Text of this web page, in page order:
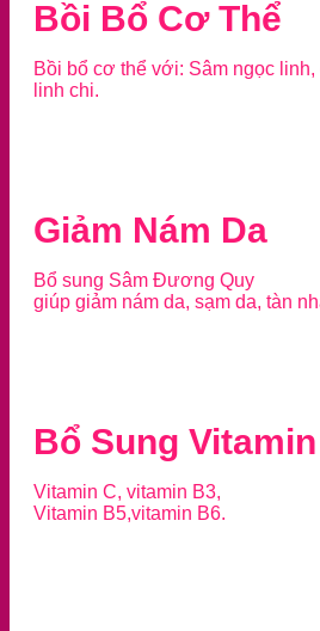
Bồi Bổ Cơ Thể
Bồi bổ cơ thể với: Sâm ngọc linh,
linh chi.
Giảm Nám Da
Bổ sung Sâm Đương Quy
giúp giảm nám da, sạm da, tàn
Bổ Sung Vitamin
Vitamin C, vitamin B3,
Vitamin B5,vitamin B6.